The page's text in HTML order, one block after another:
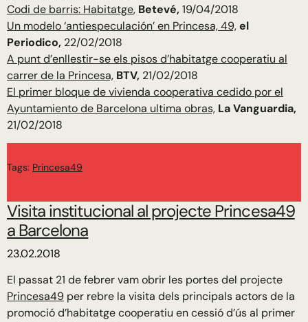
Codi de barris: Habitatge, Betevé,19/04/2018
Un modelo ‘antiespeculación’ en Princesa, 49,el
Periodico, 22/02/2018
A punt d’enllestir-se els pisos d’habitatge cooperatiu al
carrer de la Princesa, BTV, 21/02/2018
El primer bloque de vivienda cooperativa cedido por el
Ayuntamiento de Barcelona ultima obras, La Vanguardia,
21/02/2018
Tags: Princesa49
Visita institucional al projecte Princesa49
a Barcelona
23.02.2018
El passat 21 de febrer vam obrir les portes del projecte
Princesa49 per rebre la visita dels principals actors de la
promoció d’habitatge cooperatiu en cessió d’ús al primer